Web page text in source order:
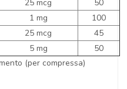
25 mcg
50
1 mg
100
25 mcg
45
5 mg
50
(per compressa)